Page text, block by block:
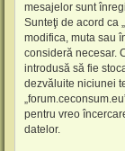
mesajelor sunt
Sunteţi de acord ca
modifica, muta sau
consideră necesar.
introdusă să fie
dezvăluite niciunei
pentru vreo
datelor.